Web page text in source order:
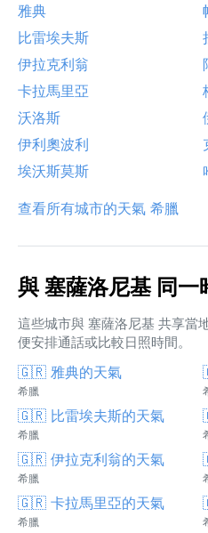
雅典
比雷埃夫斯
伊拉克利翁
卡拉馬里亞
沃洛斯
伊利奧波利
埃沃斯莫斯
查看所有城市的天氣 希臘
與 塞薩洛尼基 同一
這些城市與 塞薩洛尼基 共享
便安排通話或比較日照時間。
🇬🇷 雅典的天氣
希臘
🇬🇷 比雷埃夫斯的天氣
希臘
🇬🇷 伊拉克利翁的天氣
希臘
🇬🇷 卡拉馬里亞的天氣
希臘